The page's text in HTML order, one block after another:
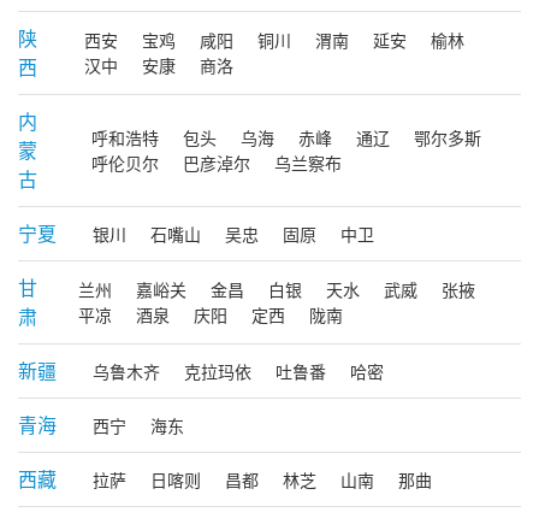
陕
西
西安 宝鸡 咸阳 铜川 渭南 延安
榆林
汉中
安康 商洛
内
蒙
古
呼和浩特 包头 乌海 赤峰 通辽
鄂尔多斯
呼伦贝尔
巴彦淖尔 乌兰察布
宁夏 银川 石嘴山 吴忠 固原 中卫
甘
肃
兰州 嘉峪关 金昌 白银 天水 武威
张掖
平凉
酒泉 庆阳 定西 陇南
新疆 乌鲁木齐 克拉玛依 吐鲁番 哈密
青海 西宁 海东
西藏 拉萨 日喀则 昌都 林芝 山南 那曲